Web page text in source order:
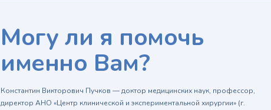
Могу ли я помочь
именно Вам?
Константин Викторович Пучков — доктор медицинских наук, профессор,
директор АНО «Центр клинической и экспериментальной хирургии» (г.